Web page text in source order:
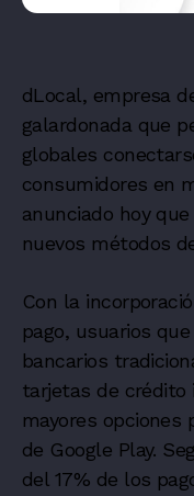
dLocal, empresa
galardonada que
globales
consumidores en
anunciado hoy
nuevos métodos
Con la
pago, usuarios
bancarios
tarjetas de crédito
mayores opciones
de Google Play.
del 17% de los